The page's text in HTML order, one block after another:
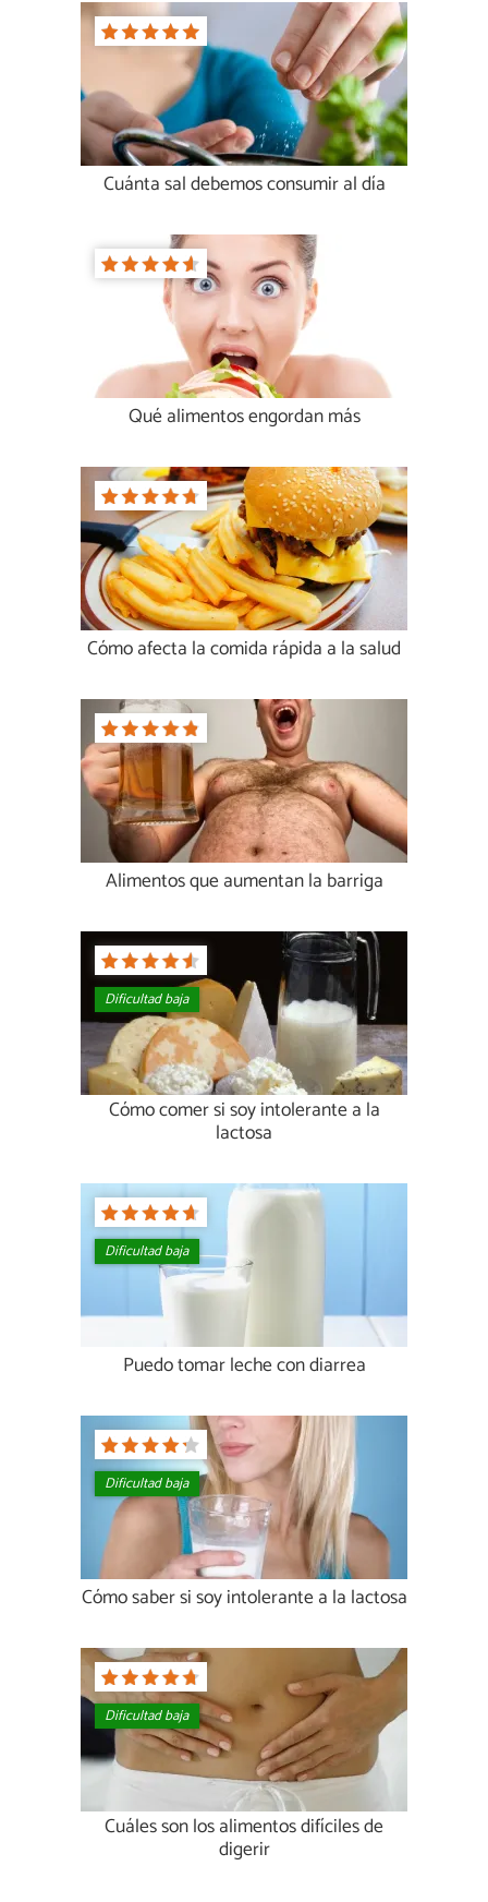
Cuánta sal debemos consumir al día
Qué alimentos engordan más
Cómo afecta la comida rápida a la salud
Alimentos que aumentan la barriga
Dificultad baja
Cómo comer si soy intolerante a la
lactosa
Dificultad baja
Puedo tomar leche con diarrea
Dificultad baja
Cómo saber si soy intolerante a la lactosa
Dificultad baja
Cuáles son los alimentos difíciles de
digerir